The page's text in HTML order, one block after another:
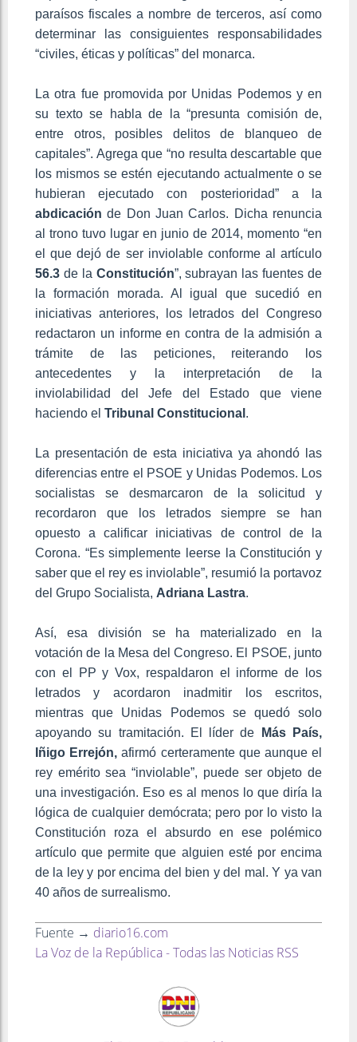
paraísos fiscales a nombre de terceros, así como
determinar las consiguientes responsabilidades
“civiles, éticas y políticas” del monarca.
La otra fue promovida por Unidas Podemos y en
su texto se habla de la “presunta comisión de,
entre otros, posibles delitos de blanqueo de
capitales”. Agrega que “no resulta descartable que
los mismos se estén ejecutando actualmente o se
hubieran ejecutado con posterioridad” a la
abdicación de Don Juan Carlos. Dicha renuncia
al trono tuvo lugar en junio de 2014, momento “en
el que dejó de ser inviolable conforme al artículo
56.3 de la Constitución”, subrayan las fuentes de
la formación morada. Al igual que sucedió en
iniciativas anteriores, los letrados del Congreso
redactaron un informe en contra de la admisión a
trámite de las peticiones, reiterando los
antecedentes y la interpretación de la
inviolabilidad del Jefe del Estado que viene
haciendo el Tribunal Constitucional .
La presentación de esta iniciativa ya ahondó las
diferencias entre el PSOE y Unidas Podemos. Los
socialistas se desmarcaron de la solicitud y
recordaron que los letrados siempre se han
opuesto a calificar iniciativas de control de la
Corona. “Es simplemente leerse la Constitución y
saber que el rey es inviolable”, resumió la portavoz
del Grupo Socialista, Adriana Lastra.
Así, esa división se ha materializado en la
votación de la Mesa del Congreso. El PSOE, junto
con el PP y Vox, respaldaron el informe de los
letrados y acordaron inadmitir los escritos,
mientras que Unidas Podemos se quedó solo
apoyando su tramitación. El líder de
Más País,
Iñigo Errejón, afirmó certeramente que aunque el
rey emérito sea “inviolable”, puede ser objeto de
una investigación. Eso es al menos lo que diría la
lógica de cualquier demócrata; pero por lo visto la
Constitución roza el absurdo en ese polémico
artículo que permite que alguien esté por encima
de la ley y por encima del bien y del mal. Y ya van
40 años de surrealismo.
Fuente → diario16.com
La Voz de la República - Todas las Noticias RSS